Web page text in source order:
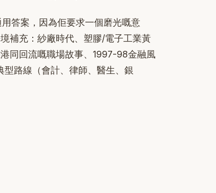
答案，因為佢要求一個磨光嘅意
補充：紗廠時代、塑膠/電子工業黃
同回流嘅職場故事、1997-98金融風
路線（會計、律師、醫生、銀